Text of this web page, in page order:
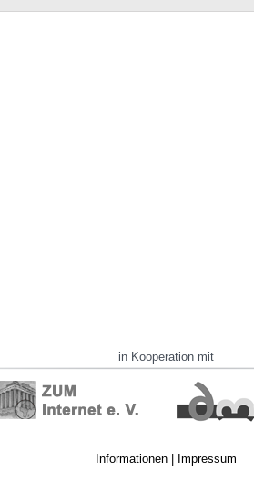
in Kooperation mit
Informationen| Impressum